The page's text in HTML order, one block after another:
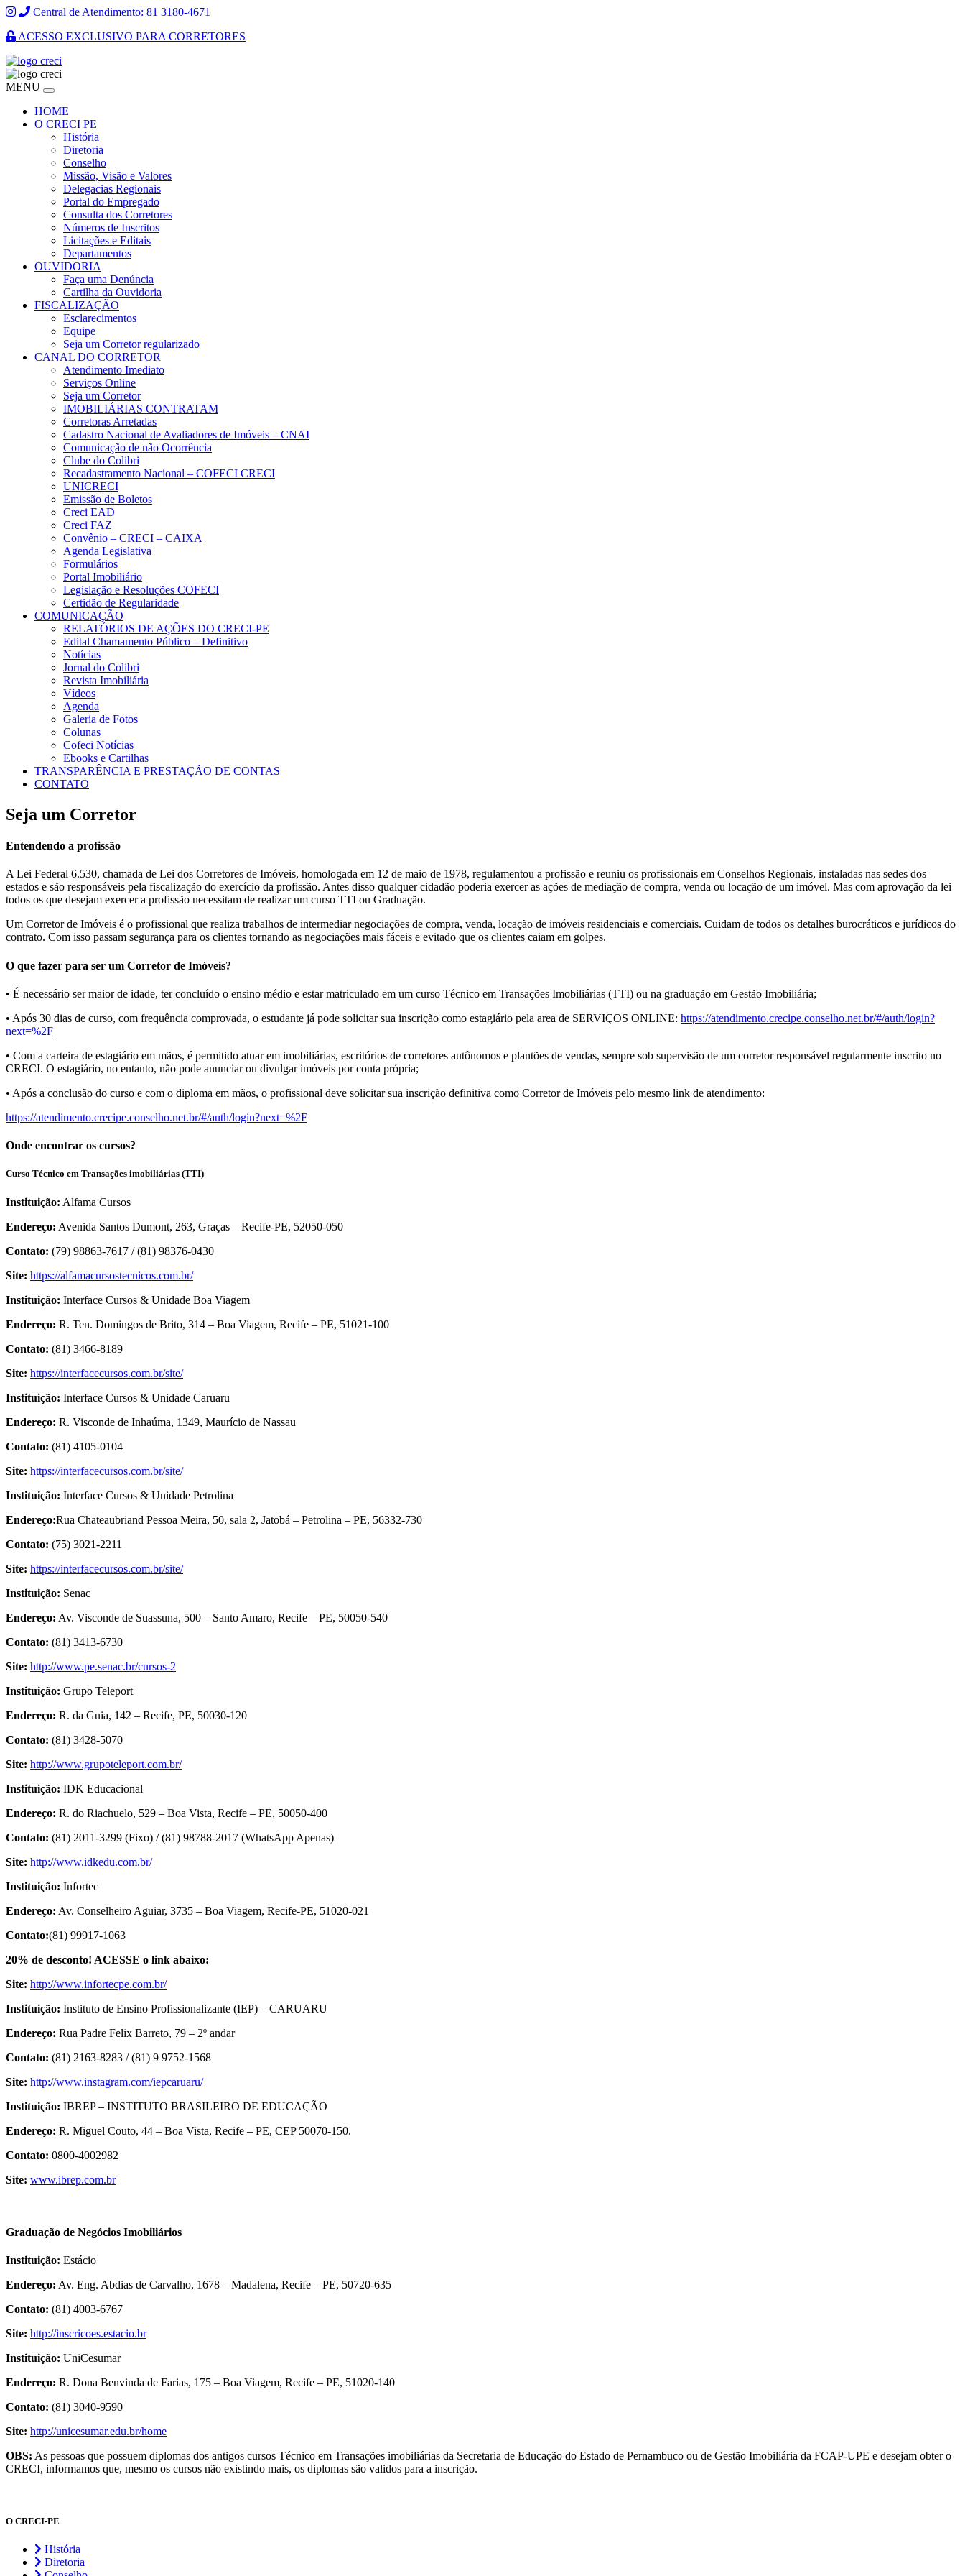
Central de Atendimento: 81 3180-4671
ACESSO EXCLUSIVO PARA CORRETORES
MENU
HOME
O CRECI PE
História
Diretoria
Conselho
Missão, Visão e Valores
Delegacias Regionais
Portal do Empregado
Consulta dos Corretores
Números de Inscritos
Licitações e Editais
Departamentos
OUVIDORIA
Faça uma Denúncia
Cartilha da Ouvidoria
FISCALIZAÇÃO
Esclarecimentos
Equipe
Seja um Corretor regularizado
CANAL DO CORRETOR
Atendimento Imediato
Serviços Online
Seja um Corretor
IMOBILIÁRIAS CONTRATAM
Corretoras Arretadas
Cadastro Nacional de Avaliadores de Imóveis – CNAI
Comunicação de não Ocorrência
Clube do Colibri
Recadastramento Nacional – COFECI CRECI
UNICRECI
Emissão de Boletos
Creci EAD
Creci FAZ
Convênio – CRECI – CAIXA
Agenda Legislativa
Formulários
Portal Imobiliário
Legislação e Resoluções COFECI
Certidão de Regularidade
COMUNICAÇÃO
RELATÓRIOS DE AÇÕES DO CRECI-PE
Edital Chamamento Público – Definitivo
Notícias
Jornal do Colibri
Revista Imobiliária
Vídeos
Agenda
Galeria de Fotos
Colunas
Cofeci Notícias
Ebooks e Cartilhas
TRANSPARÊNCIA E PRESTAÇÃO DE CONTAS
CONTATO
Seja um Corretor
Entendendo a profissão
A Lei Federal 6.530, chamada de Lei dos Corretores de Imóveis, homologada em 12 de maio de 1978, regulamentou a profissão e reuniu os profissionais em Conselhos Regionais, instaladas nas sedes dos
estados e são responsáveis pela fiscalização do exercício da profissão. Antes disso qualquer cidadão poderia exercer as ações de mediação de compra, venda ou locação de um imóvel. Mas com aprovação da lei
todos os que desejam exercer a profissão necessitam de realizar um curso TTI ou Graduação.
Um Corretor de Imóveis é o profissional que realiza trabalhos de intermediar negociações de compra, venda, locação de imóveis residenciais e comerciais. Cuidam de todos os detalhes burocráticos e jurídicos do
contrato. Com isso passam segurança para os clientes tornando as negociações mais fáceis e evitado que os clientes caiam em golpes.
O que fazer para ser um Corretor de Imóveis?
•⁠ ⁠É necessário ser maior de idade, ter concluído o ensino médio e estar matriculado em um curso Técnico em Transações Imobiliárias (TTI) ou na graduação em Gestão Imobiliária;
•⁠ ⁠Após 30 dias de curso, com frequência comprovada, o estudante já pode solicitar sua inscrição como estagiário pela area de SERVIÇOS ONLINE: https://atendimento.crecipe.conselho.net.br/#/auth/login?
next=%2F
•⁠ ⁠Com a carteira de estagiário em mãos, é permitido atuar em imobiliárias, escritórios de corretores autônomos e plantões de vendas, sempre sob supervisão de um corretor responsável regularmente inscrito no
CRECI. O estagiário, no entanto, não pode anunciar ou divulgar imóveis por conta própria;
•⁠ ⁠Após a conclusão do curso e com o diploma em mãos, o profissional deve solicitar sua inscrição definitiva como Corretor de Imóveis pelo mesmo link de atendimento:
https://atendimento.crecipe.conselho.net.br/#/auth/login?next=%2F
Onde encontrar os cursos?
Curso Técnico em Transações imobiliárias (TTI)
Instituição: Alfama Cursos
Endereço: Avenida Santos Dumont, 263, Graças – Recife-PE, 52050-050
Contato: (79) 98863-7617 / (81) 98376-0430
Site: https://alfamacursostecnicos.com.br/
Instituição: Interface Cursos & Unidade Boa Viagem
Endereço: R. Ten. Domingos de Brito, 314 – Boa Viagem, Recife – PE, 51021-100
Contato: (81) 3466-8189
Site: https://interfacecursos.com.br/site/
Instituição: Interface Cursos & Unidade Caruaru
Endereço: R. Visconde de Inhaúma, 1349, Maurício de Nassau
Contato: (81) 4105-0104
Site: https://interfacecursos.com.br/site/
Instituição: Interface Cursos & Unidade Petrolina
Endereço:Rua Chateaubriand Pessoa Meira, 50, sala 2, Jatobá – Petrolina – PE, 56332-730
Contato: (75) 3021-2211
Site: https://interfacecursos.com.br/site/
Instituição: Senac
Endereço: Av. Visconde de Suassuna, 500 – Santo Amaro, Recife – PE, 50050-540
Contato: (81) 3413-6730
Site: http://www.pe.senac.br/cursos-2
Instituição: Grupo Teleport
Endereço: R. da Guia, 142 – Recife, PE, 50030-120
Contato: (81) 3428-5070
Site: http://www.grupoteleport.com.br/
Instituição: IDK Educacional
Endereço: R. do Riachuelo, 529 – Boa Vista, Recife – PE, 50050-400
Contato: (81) 2011-3299 (Fixo) / (81) 98788-2017 (WhatsApp Apenas)
Site: http://www.idkedu.com.br/
Instituição: Infortec
Endereço: Av. Conselheiro Aguiar, 3735 – Boa Viagem, Recife-PE, 51020-021
Contato:(81) 99917-1063
20% de desconto! ACESSE o link abaixo:
Site: http://www.infortecpe.com.br/
Instituição: Instituto de Ensino Profissionalizante (IEP) – CARUARU
Endereço: Rua Padre Felix Barreto, 79 – 2º andar
Contato: (81) 2163-8283 / (81) 9 9752-1568
Site: http://www.instagram.com/iepcaruaru/
Instituição: IBREP – INSTITUTO BRASILEIRO DE EDUCAÇÃO
Endereço: R. Miguel Couto, 44 – Boa Vista, Recife – PE, CEP 50070-150.
Contato: 0800-4002982
Site: www.ibrep.com.br
Graduação de Negócios Imobiliários
Instituição: Estácio
Endereço: Av. Eng. Abdias de Carvalho, 1678 – Madalena, Recife – PE, 50720-635
Contato: (81) 4003-6767
Site: http://inscricoes.estacio.br
Instituição: UniCesumar
Endereço: R. Dona Benvinda de Farias, 175 – Boa Viagem, Recife – PE, 51020-140
Contato: (81) 3040-9590
Site: http://unicesumar.edu.br/home
OBS: As pessoas que possuem diplomas dos antigos cursos Técnico em Transações imobiliárias da Secretaria de Educação do Estado de Pernambuco ou de Gestão Imobiliária da FCAP-UPE e desejam obter o
CRECI, informamos que, mesmo os cursos não existindo mais, os diplomas são validos para a inscrição.
O CRECI-PE
História
Diretoria